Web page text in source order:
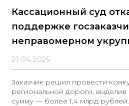
Кассационный суд
поддержке
неправомерном
21.04.2025
Заказчик решил провести
региональной дороги,
сумму — более 1,4 млрд рублей.